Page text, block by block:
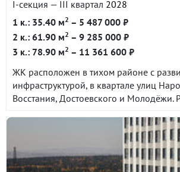
I-секция — III квартал 2028
1 к.: 35.40 м2 – 5 487 000 ₽
2 к.: 61.90 м2 – 9 285 000 ₽
3 к.: 78.90 м2 – 11 361 600 ₽
ЖК расположен в тихом районе с
инфраструктурой, в квартале улиц
Восстания, Достоевского и Молодёжи.
объекты социальной и торговой
центра города 25 минут на
метро Проспект Космонавтов около 10
общественном транспорте.